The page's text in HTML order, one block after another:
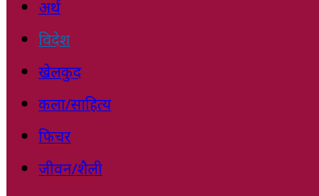
अर्थ
विदेश
खेलकुद
कला/साहित्य
फिचर
जीवन/शैली